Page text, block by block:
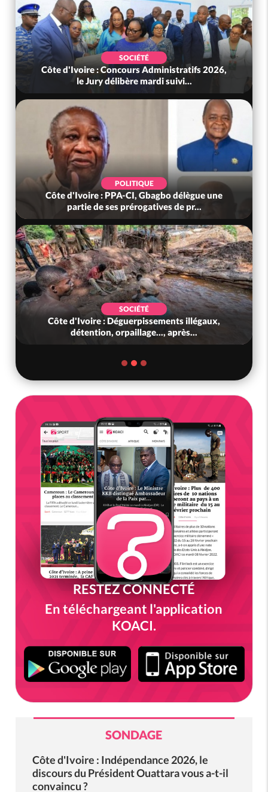
SOCIÉTÉ
Côte d'Ivoire : Concours Administratifs 2026,
le Jury délibère mardi suivi...
POLITIQUE
Côte d'Ivoire : PPA-CI, Gbagbo délègue une
partie de ses prérogatives de pr...
SOCIÉTÉ
Côte d'Ivoire : Déguerpissements illégaux,
détention, orpaillage..., après...
RESTEZ CONNECTÉ
En téléchargeant l'application
KOACI.
SONDAGE
Côte d'Ivoire : Indépendance 2026, le
discours du Président Ouattara vous a-t-il
convaincu ?